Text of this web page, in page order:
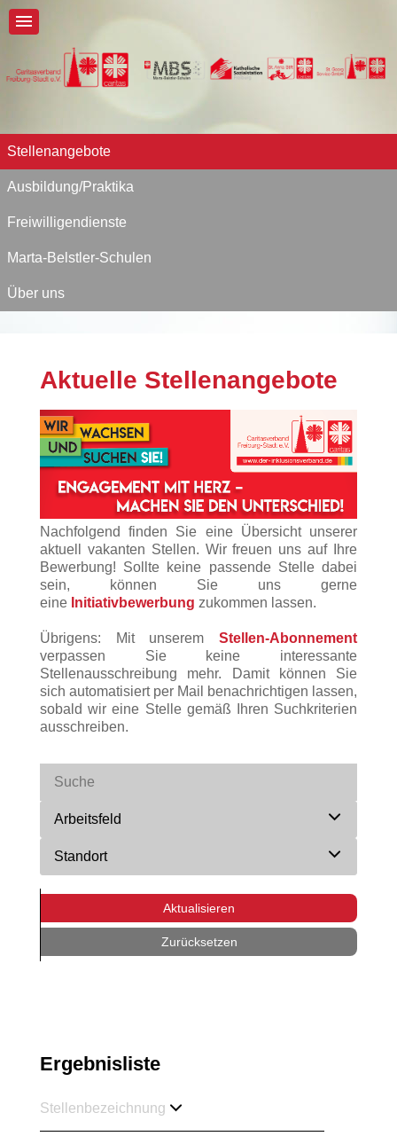
Stellenangebote
Ausbildung/Praktika
Freiwilligendienste
Marta-Belstler-Schulen
Über uns
Aktuelle Stellenangebote
Nachfolgend finden Sie eine Übersicht unserer
aktuell vakanten Stellen. Wir freuen uns auf Ihre
Bewerbung! Sollte keine passende Stelle dabei
sein, können Sie uns gerne
eine Initiativbewerbung zukommen lassen.
Übrigens: Mit unserem Stellen-Abonnement
verpassen Sie keine interessante
Stellenausschreibung mehr. Damit können Sie
sich automatisiert per Mail benachrichtigen lassen,
sobald wir eine Stelle gemäß Ihren Suchkriterien
ausschreiben.
Arbeitsfeld
Standort
Aktualisieren
Zurücksetzen
Ergebnisliste
Stellenbezeichnung